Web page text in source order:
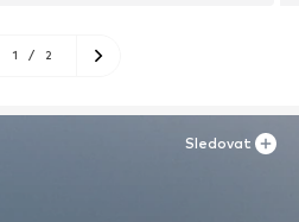
1 / 2
Sledovat